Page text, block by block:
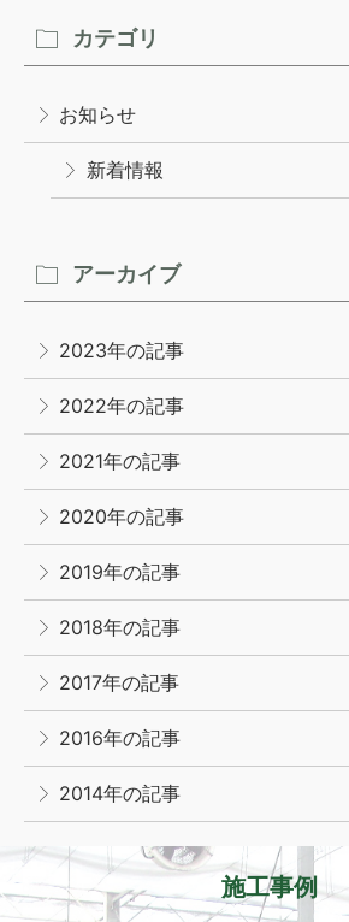
カテゴリ
お知らせ
新着情報
アーカイブ
2023年の記事
2022年の記事
2021年の記事
2020年の記事
2019年の記事
2018年の記事
2017年の記事
2016年の記事
2014年の記事
施工事例